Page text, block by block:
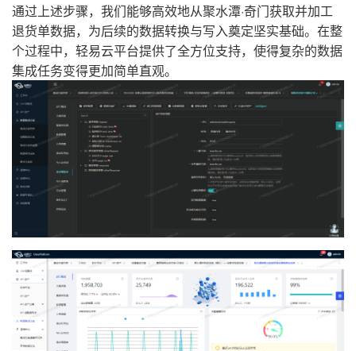
通过上述步骤，我们能够高效地从聚水潭·奇门获取并加工
退货单数据，为后续的数据转换与写入奠定坚实基础。在整
个过程中，轻易云平台提供了全方位支持，使得复杂的数据
集成任务变得更加简单直观。